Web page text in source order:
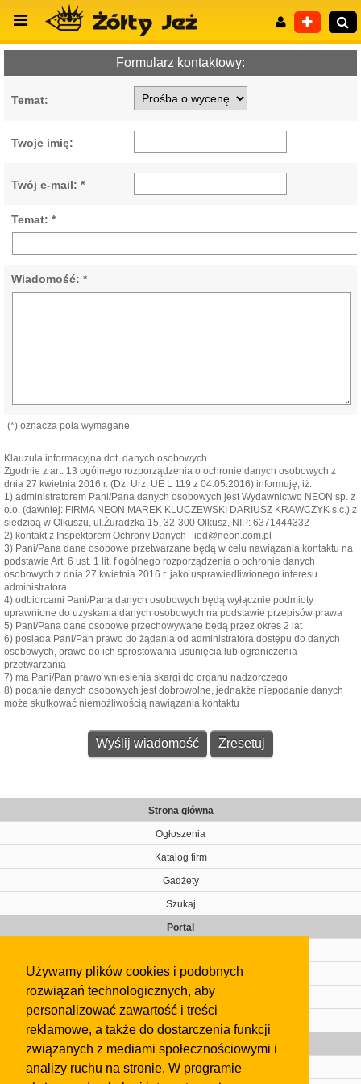
Używamy plików cookies i podobnych
rozwiązań technologicznych, aby
personalizować zawartość i treści
reklamowe, a także do dostarczenia funkcji
związanych z mediami społecznościowymi i
analizy ruchu na stronie. W programie
Formularz kontaktowy:
Temat:
Twoje imię:
Twój e-mail: *
Temat: *
Wiadomość: *
(*) oznacza pola wymagane.
Klauzula informacyjna dot. danych osobowych.
Zgodnie z art. 13 ogólnego rozporządzenia o ochronie danych osobowych z
dnia 27 kwietnia 2016 r. (Dz. Urz. UE L 119 z 04.05.2016) informuję, iż:
1) administratorem Pani/Pana danych osobowych jest Wydawnictwo NEON sp. z
o.o. (dawniej: FIRMA NEON MAREK KLUCZEWSKI DARIUSZ KRAWCZYK s.c.) z
siedzibą w Olkuszu, ul.Żuradzka 15, 32-300 Olkusz, NIP: 6371444332
2) kontakt z Inspektorem Ochrony Danych - iod@neon.com.pl
3) Pani/Pana dane osobowe przetwarzane będą w celu nawiązania kontaktu na
podstawie Art. 6 ust. 1 lit. f ogólnego rozporządzenia o ochronie danych
osobowych z dnia 27 kwietnia 2016 r. jako usprawiedliwionego interesu
administratora
4) odbiorcami Pani/Pana danych osobowych będą wyłącznie podmioty
uprawnione do uzyskania danych osobowych na podstawie przepisów prawa
5) Pani/Pana dane osobowe przechowywane będą przez okres 2 lat
6) posiada Pani/Pan prawo do żądania od administratora dostępu do danych
osobowych, prawo do ich sprostowania usunięcia lub ograniczenia
przetwarzania
7) ma Pani/Pan prawo wniesienia skargi do organu nadzorczego
8) podanie danych osobowych jest dobrowolne, jednakże niepodanie danych
może skutkować niemożliwością nawiązania kontaktu
Strona główna
Ogłoszenia
Katalog firm
Gadżety
Szukaj
Portal
Kontakt
Regulamin
Gazeta
Olkusz